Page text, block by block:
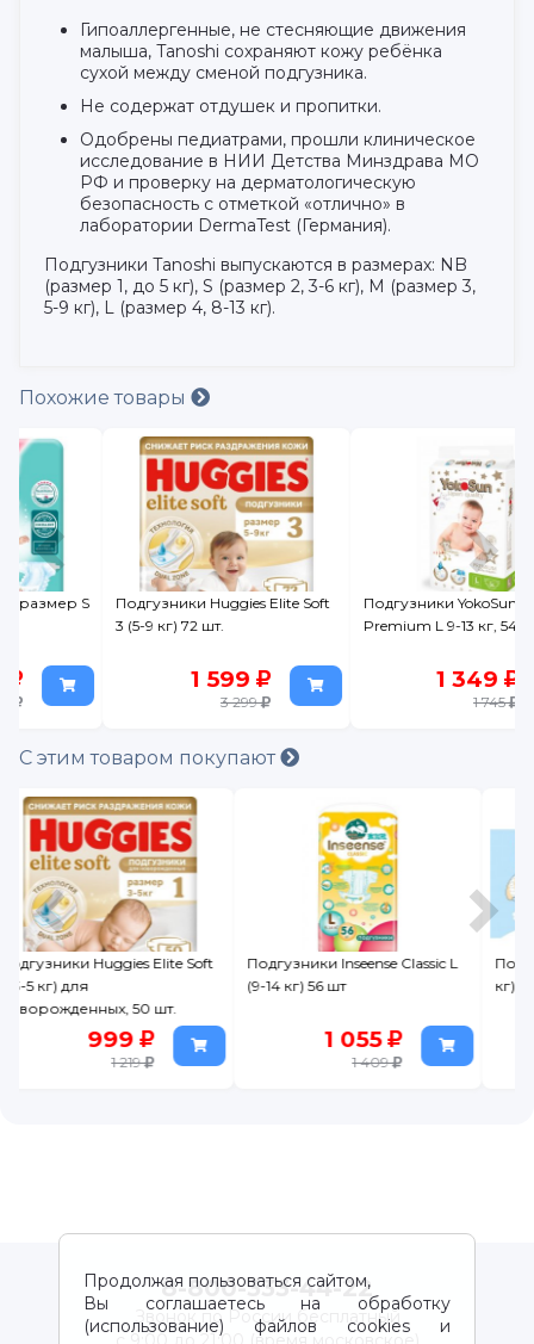
Гипоаллергенные, не стесняющие движения
малыша, Tanoshi сохраняют кожу ребёнка
сухой между сменой подгузника.
Не содержат отдушек и пропитки.
Одобрены педиатрами, прошли клиническое
исследование в НИИ Детства Минздрава МО
РФ и проверку на дерматологическую
безопасность с отметкой «отлично» в
лаборатории DermaTest (Германия).
Подгузники Tanoshi выпускаются в размерах: NB
(размер 1, до 5 кг), S (размер 2, 3-6 кг), M (размер 3,
5-9 кг), L (размер 4, 8-13 кг).
Похожие товары
Подгузники Huggies Elite Soft
3 (5-9 кг) 72 шт.
Подгузники YokoSun
Premium L 9-13 кг, 54 шт.
С этим товаром покупают
Подгузники Inseense Classic L
(9-14 кг) 56 шт
1 055
1 409
Подгузники Вотоня М (6-9
кг) 44 шт.
899
1 299
Продолжая пользоваться сайтом,
Вы соглашаетесь на обработку
(использование) файлов cookies и
8-800-333-44-22
Звонок по России бесплатный